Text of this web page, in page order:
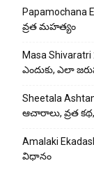
వ్రత మహత్యం
Masa
ఎందుకు, ఎలా
Sheetala
ఆచారాలు, వ్రత
Amalaki
విధానం